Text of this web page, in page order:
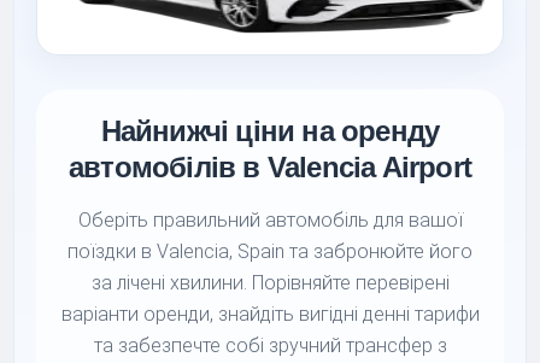
Найнижчі ціни на оренду
автомобілів в Valencia Airport
Оберіть правильний автомобіль для вашої
поїздки в Valencia, Spain та забронюйте його
за лічені хвилини. Порівняйте перевірені
варіанти оренди, знайдіть вигідні денні тарифи
та забезпечте собі зручний трансфер з